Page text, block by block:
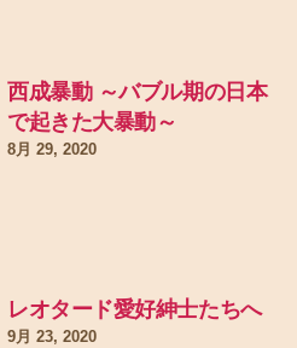
西成暴動 ～バブル期の日本
で起きた大暴動～
8月 29, 2020
レオタード愛好紳士たちへ
9月 23, 2020